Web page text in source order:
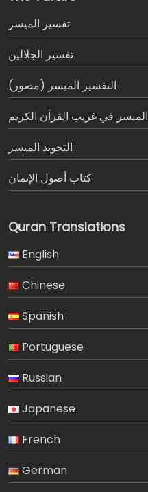
تفسير المیسر
تفسير الجلالين
التفسير الميسر (مصور)
الميسر في غريب القرآن الكريم
التجويد الميسر
كتاب أصول الإيمان
Quran Translations
English
Chinese
Spanish
Portuguese
Russian
Japanese
French
German